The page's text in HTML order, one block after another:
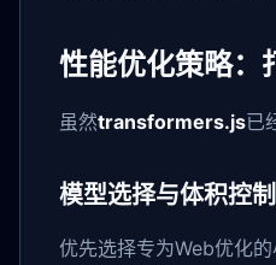
性能优化策略：
虽然transformers.js已
模型选择与体积控制
优先选择专为Web优化